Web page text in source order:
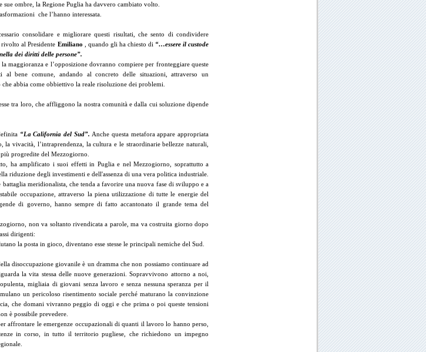
ombre, la Regione Puglia ha davvero cambiato volto.
che l’hanno interessata.
consolidare e migliorare questi risultati, che sento di condividere
rivolto al Presidente Emiliano , quando gli ha chiesto di “…essere il custode
dei diritti delle persone”.
maggioranza e l’opposizione dovranno compiere per fronteggiare queste
al bene comune, andando al concreto delle situazioni, attraverso un
abbia come obbiettivo la reale risoluzione dei problemi.
tra loro, che affliggono la nostra comunità e dalla cui soluzione dipende
“La California del Sud”. Anche questa metafora appare appropriata
la vivacità, l’intraprendenza, la cultura e le straordinarie bellezze naturali,
progredite del Mezzogiorno.
ha amplificato i suoi effetti in Puglia e nel Mezzogiorno, soprattutto a
riduzione degli investimenti e dell'assenza di una vera politica industriale.
meridionalista, che tenda a favorire una nuova fase di sviluppo e a
occupazione, attraverso la piena utilizzazione di tutte le energie del
di governo, hanno sempre di fatto accantonato il grande tema del
non va soltanto rivendicata a parole, ma va costruita giorno dopo
dirigenti:
la posta in gioco, diventano esse stesse le principali nemiche del Sud.
disoccupazione giovanile è un dramma che non possiamo continuare ad
la vita stessa delle nuove generazioni. Sopravvivono attorno a noi,
migliaia di giovani senza lavoro e senza nessuna speranza per il
un pericoloso risentimento sociale perché maturano la convinzione
che domani vivranno peggio di oggi e che prima o poi queste tensioni
è possibile prevedere.
affrontare le emergenze occupazionali di quanti il lavoro lo hanno perso,
in corso, in tutto il territorio pugliese, che richiedono un impegno